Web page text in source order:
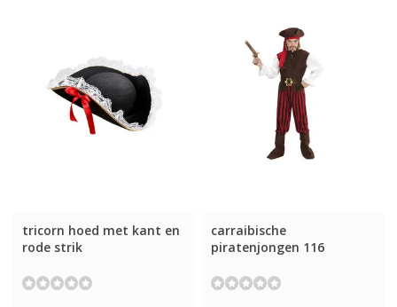
tricorn hoed met kant en
rode strik
carraibische
piratenjongen 116